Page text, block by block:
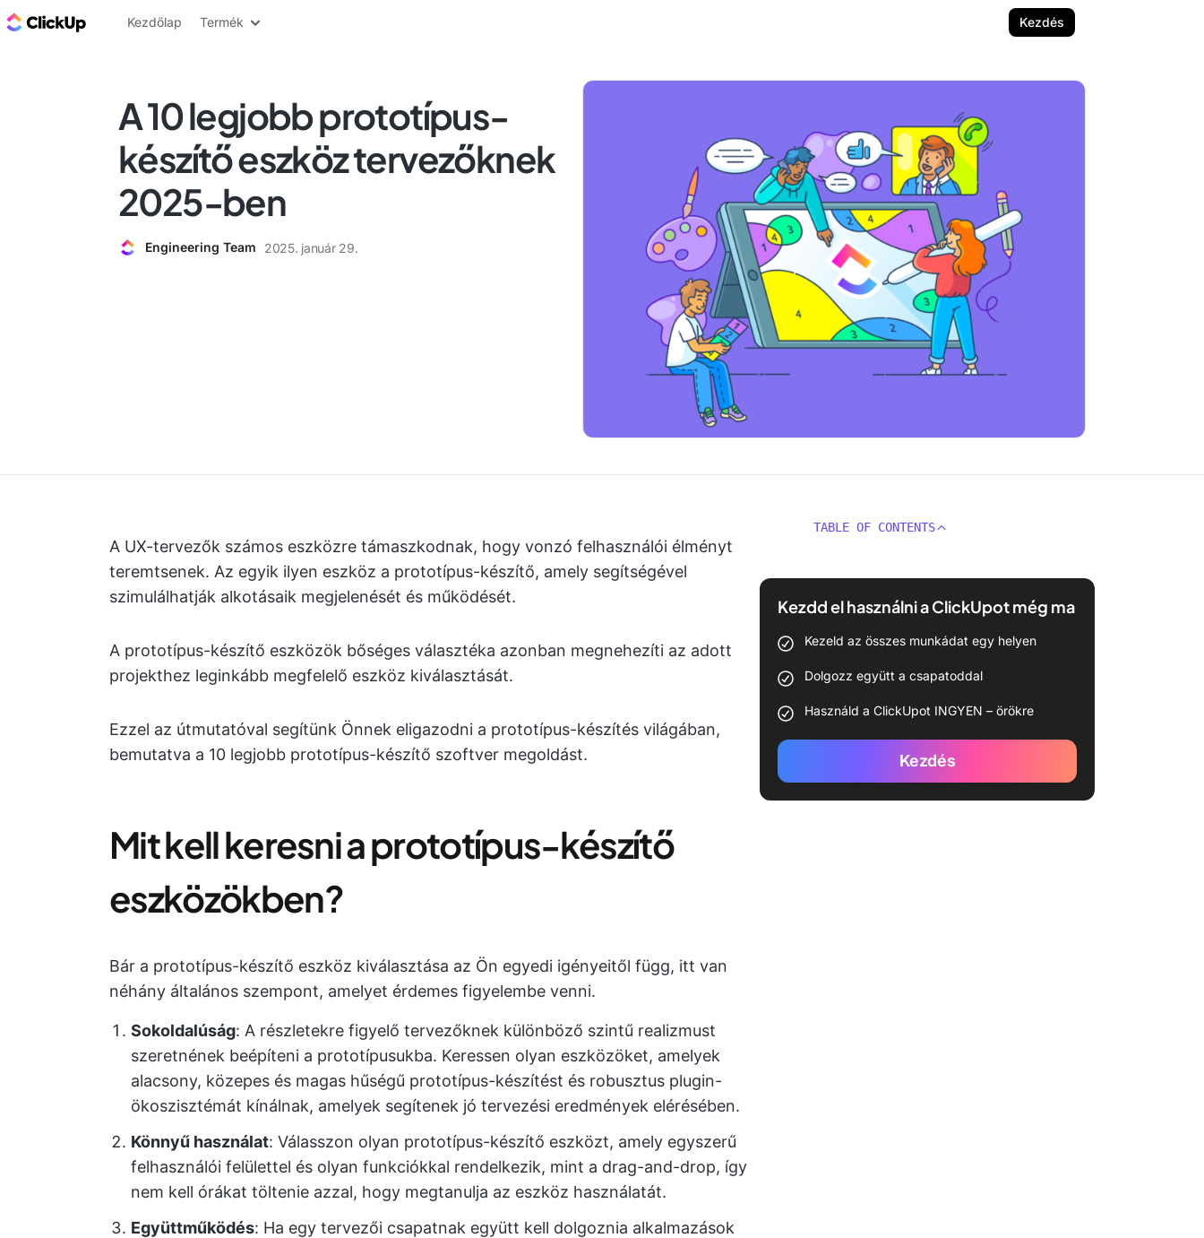
ClickUp blog
Kezdőlap Termék Kezdés
A 10 legjobb prototípus-
készítő eszköz tervezőknek
2025-ben
Engineering Team 2025. január 29.
A UX-tervezők számos eszközre támaszkodnak, hogy vonzó felhasználói élményt
teremtsenek. Az egyik ilyen eszköz a prototípus-készítő, amely segítségével
szimulálhatják alkotásaik megjelenését és működését.
A prototípus-készítő eszközök bőséges választéka azonban megnehezíti az adott
projekthez leginkább megfelelő eszköz kiválasztását.
Ezzel az útmutatóval segítünk Önnek eligazodni a prototípus-készítés világában,
bemutatva a 10 legjobb prototípus-készítő szoftver megoldást.
Mit kell keresni a prototípus-készítő
eszközökben?
Bár a prototípus-készítő eszköz kiválasztása az Ön egyedi igényeitől függ, itt van
néhány általános szempont, amelyet érdemes figyelembe venni.
Sokoldalúság: A részletekre figyelő tervezőknek különböző szintű realizmust
szeretnének beépíteni a prototípusukba. Keressen olyan eszközöket, amelyek
alacsony, közepes és magas hűségű prototípus-készítést és robusztus plugin-
ökoszisztémát kínálnak, amelyek segítenek jó tervezési eredmények elérésében.
Könnyű használat: Válasszon olyan prototípus-készítő eszközt, amely egyszerű
felhasználói felülettel és olyan funkciókkal rendelkezik, mint a drag-and-drop, így
nem kell órákat töltenie azzal, hogy megtanulja az eszköz használatát.
Együttműködés: Ha egy tervezői csapatnak együtt kell dolgoznia alkalmazások
TABLE OF CONTENTS
Kezdd el használni a ClickUpot még ma
Kezeld az összes munkádat egy helyen
Dolgozz együtt a csapatoddal
Használd a ClickUpot INGYEN – örökre
Kezdés